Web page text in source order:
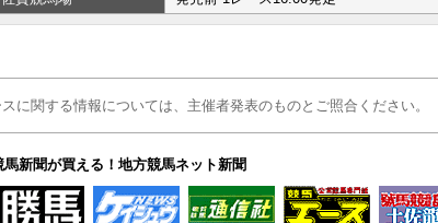
に関する情報については、主催者発表のものとご照合ください。
馬新聞が買える！地方競馬ネット新聞